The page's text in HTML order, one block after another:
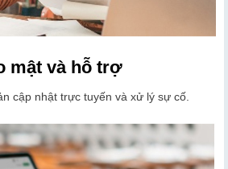
mật và hỗ trợ
cập nhật trực tuyến và xử lý sự cố.